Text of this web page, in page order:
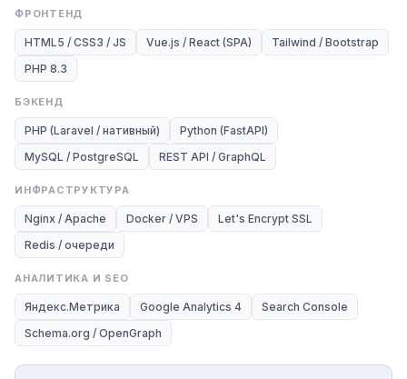
ФРОНТЕНД
HTML5 / CSS3 / JS Vue.js / React (SPA)
Tailwind / Bootstrap
PHP 8.3
БЭКЕНД
PHP (Laravel / нативный)
Python (FastAPI)
MySQL / PostgreSQL
REST API / GraphQL
ИНФРАСТРУКТУРА
Nginx / Apache Docker / VPS
Let's Encrypt SSL
Redis / очереди
АНАЛИТИКА И SEO
Яндекс.Метрика Google Analytics 4
Search Console
Schema.org / OpenGraph